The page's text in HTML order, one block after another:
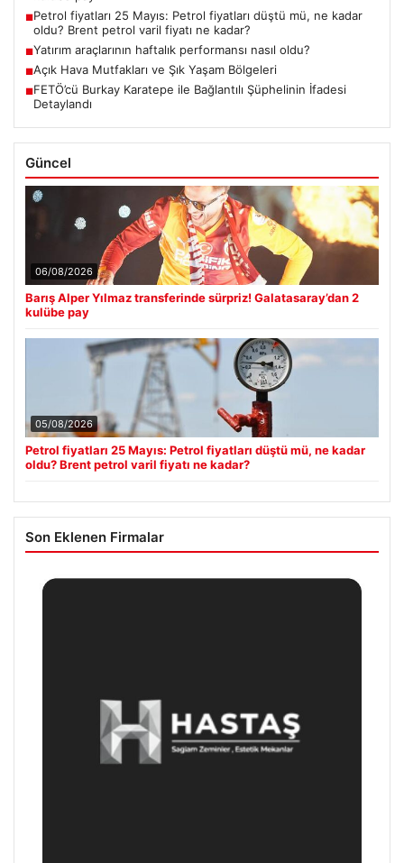
■Petrol fiyatları 25 Mayıs: Petrol fiyatları düştü mü, ne kadar
oldu? Brent petrol varil fiyatı ne kadar?
■Yatırım araçlarının haftalık performansı nasıl oldu?
■Açık Hava Mutfakları ve Şık Yaşam Bölgeleri
■FETÖ’cü Burkay Karatepe ile Bağlantılı Şüphelinin İfadesi
Detaylandı
Güncel
06/08/2026
Barış Alper Yılmaz transferinde sürpriz! Galatasaray’dan 2
kulübe pay
05/08/2026
Petrol fiyatları 25 Mayıs: Petrol fiyatları düştü mü, ne kadar
oldu? Brent petrol varil fiyatı ne kadar?
Son Eklenen Firmalar